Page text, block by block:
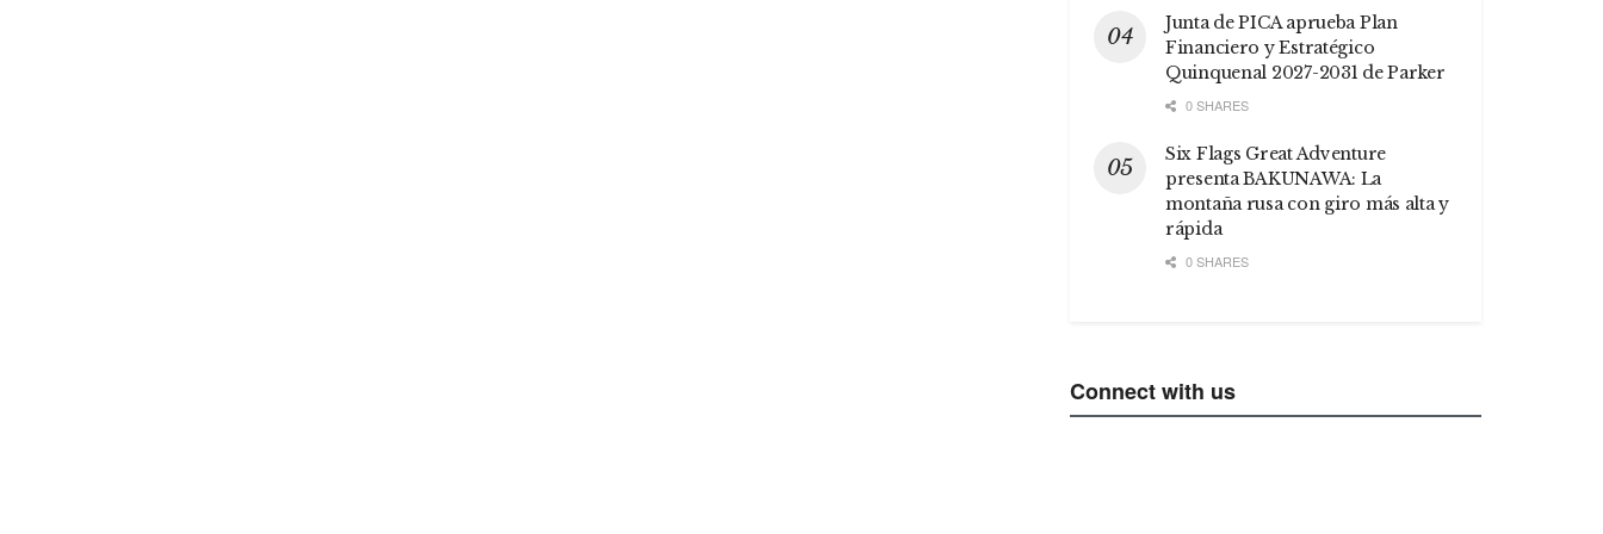
Junta de PICA aprueba Plan
Financiero y Estratégico
Quinquenal 2027-2031 de Parker
0 SHARES
Six Flags Great Adventure
presenta BAKUNAWA: La
montaña rusa con giro más alta y
rápida
0 SHARES
Connect with us